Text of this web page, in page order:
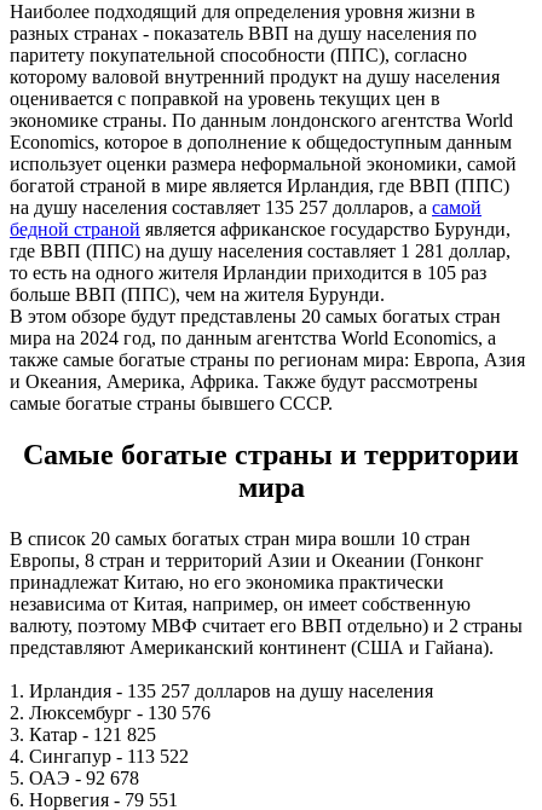
Наиболее подходящий для определения уровня жизни в
разных странах - показатель ВВП на душу населения по
паритету покупательной способности (ППС), согласно
которому валовой внутренний продукт на душу населения
оценивается с поправкой на уровень текущих цен в
экономике страны. По данным лондонского агентства World
Economics, которое в дополнение к общедоступным данным
использует оценки размера неформальной экономики, самой
богатой страной в мире является Ирландия, где ВВП (ППС)
на душу населения составляет 135 257 долларов, а самой
бедной страной является африканское государство Бурунди,
где ВВП (ППС) на душу населения составляет 1 281 доллар,
то есть на одного жителя Ирландии приходится в 105 раз
больше ВВП (ППС), чем на жителя Бурунди.
В этом обзоре будут представлены 20 самых богатых стран
мира на 2024 год, по данным агентства World Economics, а
также самые богатые страны по регионам мира: Европа, Азия
и Океания, Америка, Африка. Также будут рассмотрены
самые богатые страны бывшего СССР.
Самые богатые страны и территории
мира
В список 20 самых богатых стран мира вошли 10 стран
Европы, 8 стран и территорий Азии и Океании (Гонконг
принадлежат Китаю, но его экономика практически
независима от Китая, например, он имеет собственную
валюту, поэтому МВФ считает его ВВП отдельно) и 2 страны
представляют Американский континент (США и Гайана).
1. Ирландия - 135 257 долларов на душу населения
2. Люксембург - 130 576
3. Катар - 121 825
4. Сингапур - 113 522
5. ОАЭ - 92 678
6. Норвегия - 79 551